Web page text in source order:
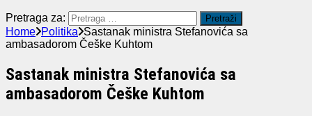
Pretraga za:
Home Politika Sastanak ministra Stefanovića sa
ambasadorom Češke Kuhtom
Sastanak ministra Stefanovića sa
ambasadorom Češke Kuhtom